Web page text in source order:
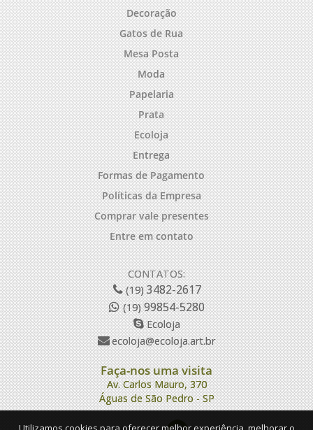
Decoração
Gatos de Rua
Mesa Posta
Moda
Papelaria
Prata
Ecoloja
Entrega
Formas de Pagamento
Políticas da Empresa
Comprar vale presentes
Entre em contato
CONTATOS:
(19)3482-2617
(19)99854-5280
Ecoloja
ecoloja@ecoloja.art.br
Faça-nos uma visita
Av. Carlos Mauro, 370
Águas de São Pedro - SP